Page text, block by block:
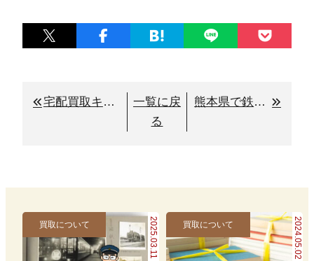
宅配買取キットもプレゼント中！！魅力の宅配買取りサービスご説明
一覧に戻
る
熊本県で鉄道グッズを売るなら鉄道本舗
2025.03.11
買取について 2024.05.02
買取について